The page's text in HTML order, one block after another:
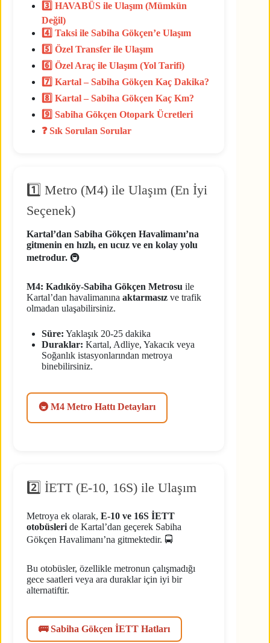
3️⃣ HAVABÜS ile Ulaşım (Mümkün
Değil)
4️⃣ Taksi ile Sabiha Gökçen’e Ulaşım
5️⃣ Özel Transfer ile Ulaşım
6️⃣ Özel Araç ile Ulaşım (Yol Tarifi)
7️⃣ Kartal – Sabiha Gökçen Kaç Dakika?
8️⃣ Kartal – Sabiha Gökçen Kaç Km?
9️⃣ Sabiha Gökçen Otopark Ücretleri
❓ Sık Sorulan Sorular
1️⃣ Metro (M4) ile Ulaşım (En İyi
Seçenek)
Kartal’dan Sabiha Gökçen Havalimanı’na
gitmenin en hızlı, en ucuz ve en kolay yolu
metrodur. 🚇
M4: Kadıköy-Sabiha Gökçen Metrosu ile
Kartal’dan havalimanına aktarmasız ve trafik
olmadan ulaşabilirsiniz.
Süre: Yaklaşık 20-25 dakika
Duraklar: Kartal, Adliye, Yakacık veya
Soğanlık istasyonlarından metroya
binebilirsiniz.
🚇 M4 Metro Hattı Detayları
2️⃣ İETT (E-10, 16S) ile Ulaşım
Metroya ek olarak, E-10 ve 16S İETT
otobüsleri de Kartal’dan geçerek Sabiha
Gökçen Havalimanı’na gitmektedir. 🚍
Bu otobüsler, özellikle metronun çalışmadığı
gece saatleri veya ara duraklar için iyi bir
alternatiftir.
🚌 Sabiha Gökçen İETT Hatları